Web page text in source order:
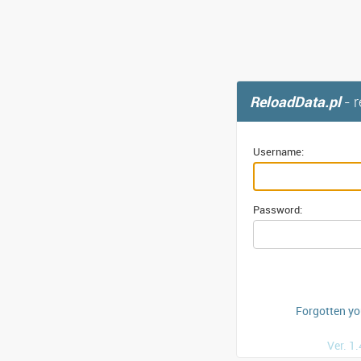
ReloadData.pl-
Username:
Password:
Forgotten
Ver.